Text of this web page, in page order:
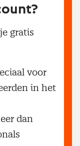
gratis
voor
in het
dan